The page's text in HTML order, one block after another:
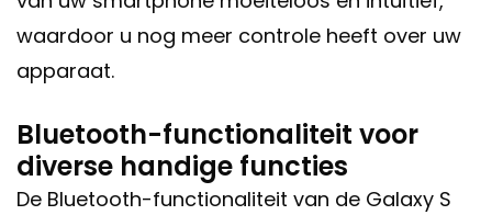
waardoor u nog meer controle heeft over uw
apparaat.
Bluetooth-functionaliteit voor
diverse handige functies
De Bluetooth-functionaliteit van de Galaxy S